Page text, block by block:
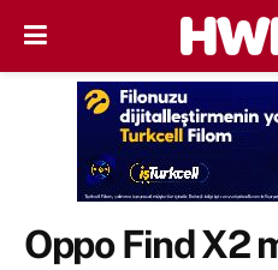
Oppo Find X2